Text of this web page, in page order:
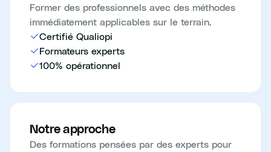
Former des professionnels avec des méthodes
immédiatement applicables sur le terrain.
Certifié Qualiopi
Formateurs experts
100% opérationnel
Notre approche
Des formations pensées par des experts pour